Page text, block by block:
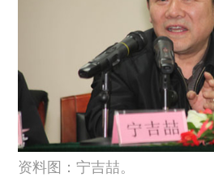
资料图：宁吉喆。